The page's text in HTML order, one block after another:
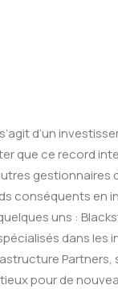
d’un
que ce record
gestionnaires
conséquents en
uns :
dans les
Partners,
pour de